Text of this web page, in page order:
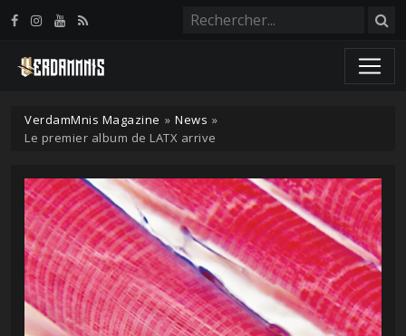
VerdamMnis Magazine » News »
Le premier album de LATX arrive
Panneau de gestion des cookies